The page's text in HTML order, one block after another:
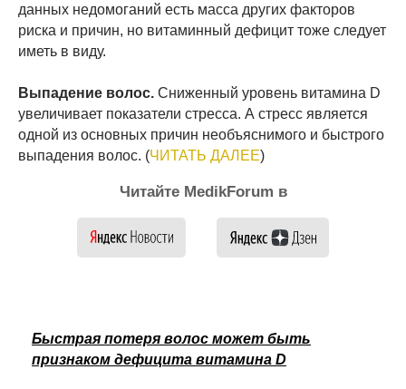
данных недомоганий есть масса других факторов
риска и причин, но витаминный дефицит тоже следует
иметь в виду.
Выпадение волос. Сниженный уровень витамина D
увеличивает показатели стресса. А стресс является
одной из основных причин необъяснимого и быстрого
выпадения волос. (ЧИТАТЬ ДАЛЕЕ)
Читайте MedikForum в
Быстрая потеря волос может быть
признаком дефицита витамина D